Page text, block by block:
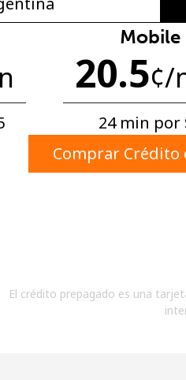
Una
Un
Un
Al
Mobile
20.5¢/
24 min por
Comprar Crédito
El crédito prepagado es una